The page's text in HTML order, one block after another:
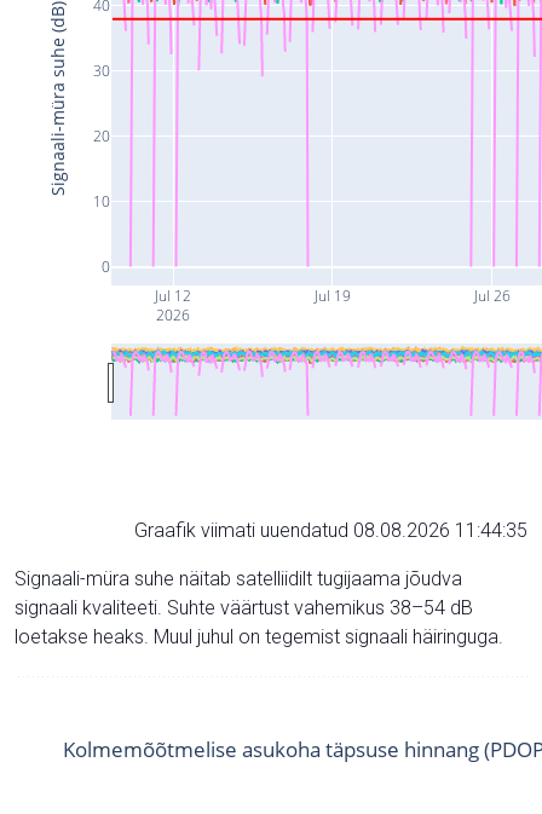
Jul 12
2026
Jul 19 Jul 26
0
10
20
30
40
Signaali-müra suhe (dB)
Graafik viimati uuendatud 08.08.2026 11:44:35
Signaali-müra suhe näitab satelliidilt tugijaama jõudva
signaali kvaliteeti. Suhte väärtust vahemikus 38–54 dB
loetakse heaks. Muul juhul on tegemist signaali häiringuga.
Kolmemõõtmelise asukoha täpsuse hinnang